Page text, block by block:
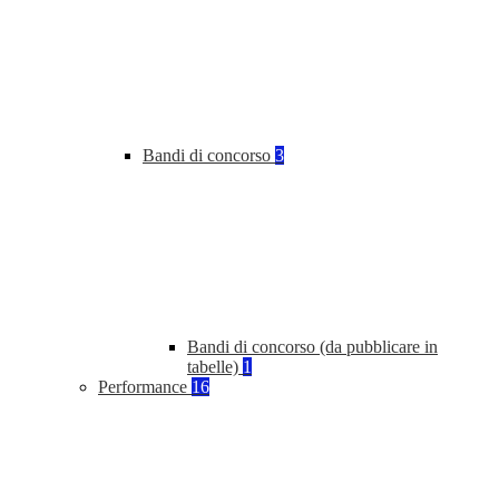
Bandi di concorso 3
Bandi di concorso (da pubblicare in
tabelle) 1
Performance 16